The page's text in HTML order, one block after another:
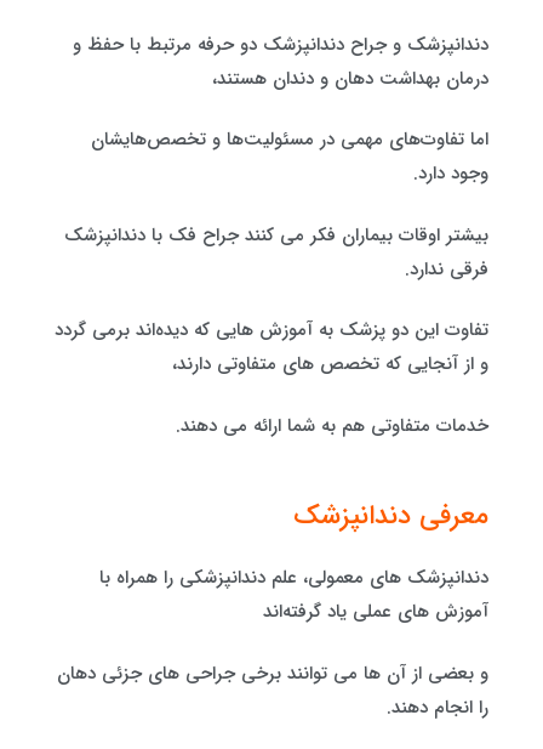
دندانپزشک و جراح دندانپزشک دو حرفه مرتبط با حفظ و
درمان بهداشت دهان و دندان هستند،
اما تفاوت‌های مهمی در مسئولیت‌ها و تخصص‌هایشان
وجود دارد.
بیشتر اوقات بیماران فکر می کنند جراح فک با دندانپزشک
فرقی ندارد.
تفاوت این دو پزشک به آموزش هایی که دیده‌اند برمی گردد
و از آنجایی که تخصص های متفاوتی دارند،
خدمات متفاوتی هم به شما ارائه می دهند.
معرفی دندانپزشک
دندانپزشک های معمولی، علم دندانپزشکی را همراه با
آموزش های عملی یاد گرفته‌اند
و بعضی از آن ها می توانند برخی جراحی های جزئی دهان
را انجام دهند.